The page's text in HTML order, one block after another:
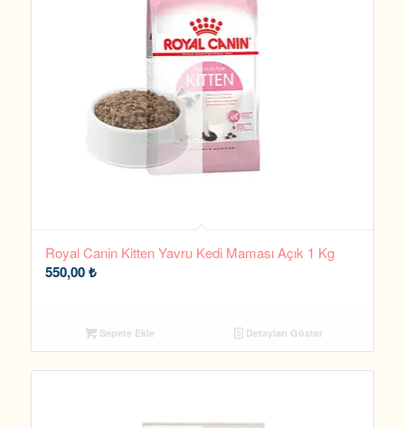
Royal Canin Kitten Yavru Kedi Maması Açık 1 Kg
550,00₺
Sepete Ekle Detayları Göster